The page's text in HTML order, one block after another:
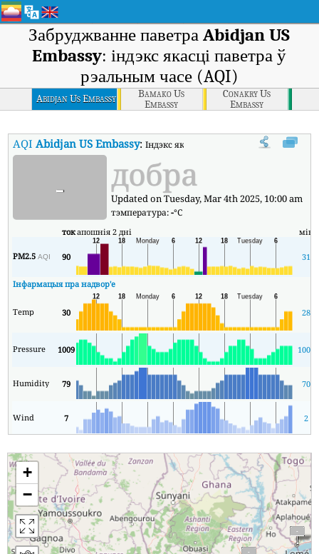
Забруджванне паветраAbidjan US
Embassy: індэкс якасці паветра ў
рэальным часе (AQI)
Abidjan Us Embassy
Bamako Us
Embassy
Conakry Us
Embassy
AQIAbidjan US Embassy:Індэкс якасці паветра Abidjan US
- добра
Updated on Tuesday, Mar 4th 2025, 10:00 am
тэмпература:-°C
токапошнія 2 дні мін
PM2.5AQI 90 31
Інфармацыя пра надвор'е
Temp 30 28
Pressure 1009 1007
Humidity 79 70
Wind 7 2
+
−